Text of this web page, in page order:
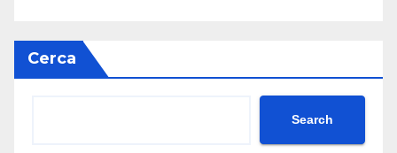
Cerca
Search